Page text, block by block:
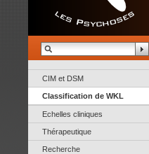
CIM et DSM
Classification de WKL
Echelles cliniques
Thérapeutique
Recherche